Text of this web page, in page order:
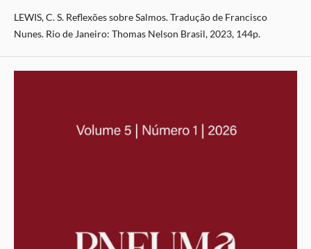
LEWIS, C. S. Reflexões sobre Salmos. Tradução de Francisco
Nunes. Rio de Janeiro: Thomas Nelson Brasil, 2023, 144p.